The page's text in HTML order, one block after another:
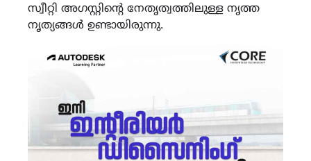
സ്വീറ്റി അഗസ്റ്റിൻ്റെ നേതൃത്വത്തിലുള്ള നൃത്ത
നൃത്യങ്ങൾ ഉണ്ടായിരുന്നു.